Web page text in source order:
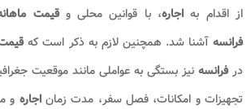
از اقدام به اجاره، با قوانین محلی وقیمت
فرانسهآشنا شد. همچنین لازم به ذکر است که
درفرانسه نیز بستگی به عواملی مانند موقعیت
تجهیزات و امکانات، فصل سفر، مدت زماناجاره و